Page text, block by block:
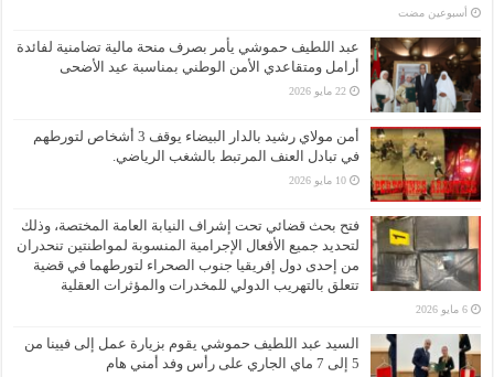
‏أسبوعين مضت
عبد اللطيف حموشي يأمر بصرف منحة مالية تضامنية لفائدة
أرامل ومتقاعدي الأمن الوطني بمناسبة عيد الأضحى
22 مايو 2026
أمن مولاي رشيد بالدار البيضاء يوقف 3 أشخاص لتورطهم
في تبادل العنف المرتبط بالشغب الرياضي.
10 مايو 2026
فتح بحث قضائي تحت إشراف النيابة العامة المختصة، وذلك
لتحديد جميع الأفعال الإجرامية المنسوبة لمواطنتين تنحدران
من إحدى دول إفريقيا جنوب الصحراء لتورطهما في قضية
تتعلق بالتهريب الدولي للمخدرات والمؤثرات العقلية
6 مايو 2026
السيد عبد اللطيف حموشي يقوم بزيارة عمل إلى فيينا من
5 إلى 7 ماي الجاري على رأس وفد أمني هام